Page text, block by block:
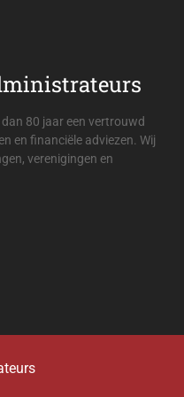
80 jaar een vertrouwd
en financiële adviezen. Wij
verenigingen en
De
van